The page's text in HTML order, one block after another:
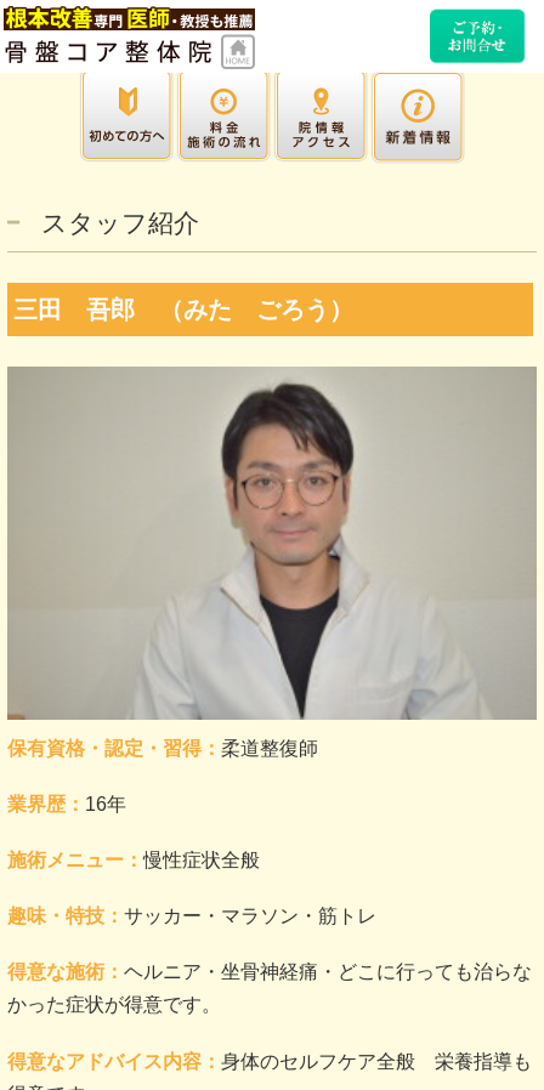
スタッフ紹介
三田 吾郎 （みた ごろう）
保有資格・認定・習得： 柔道整復師
業界歴： 16年
施術メニュー：慢性症状全般
趣味・特技： サッカー・マラソン・筋トレ
得意な施術： ヘルニア・坐骨神経痛・どこに行っても治らな
かった症状が得意です。
得意なアドバイス内容： 身体のセルフケア全般 栄養指導も